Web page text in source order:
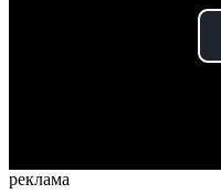
реклама